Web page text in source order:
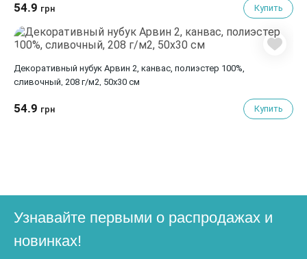
54.9 грн Купить
Декоративный нубук Арвин 2, канвас, полиэстер 100%,
сливочный, 208 г/м2, 50x30 см
54.9 грн Купить
Узнавайте первыми о распродажах и
новинках!